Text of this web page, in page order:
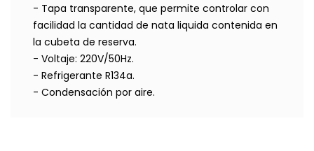
- Tapa transparente, que permite controlar con
facilidad la cantidad de nata liquida contenida en
la cubeta de reserva.
- Voltaje: 220V/50Hz.
- Refrigerante R134a.
- Condensación por aire.